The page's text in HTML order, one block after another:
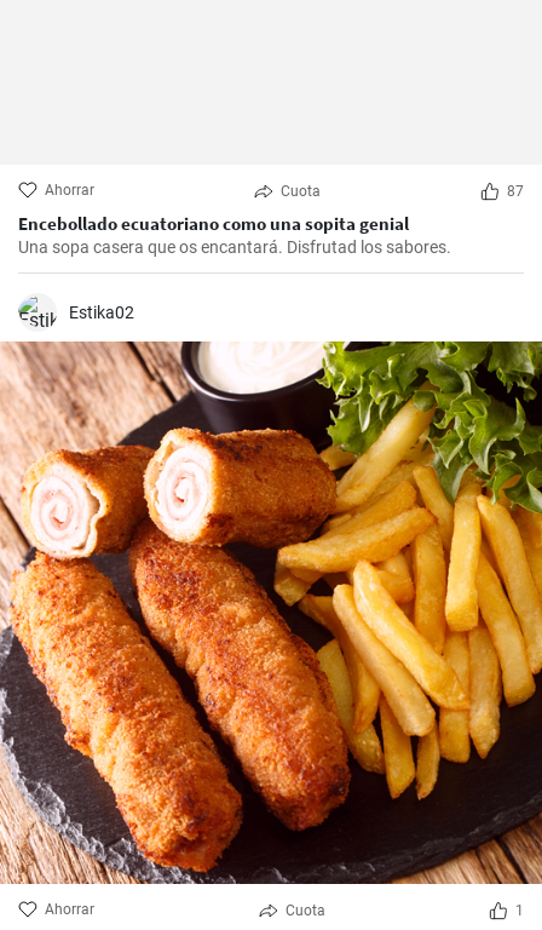
Ahorrar Cuota 87
Encebollado ecuatoriano como una sopita genial
Una sopa casera que os encantará. Disfrutad los sabores.
Estika02
Ahorrar Cuota 1